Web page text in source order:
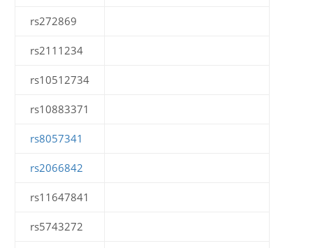
rs272869
rs2111234
rs10512734
rs10883371
rs8057341
rs2066842
rs11647841
rs5743272